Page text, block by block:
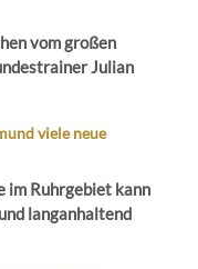
vom großen
Julian
viele neue
im Ruhrgebiet kann
langanhaltend